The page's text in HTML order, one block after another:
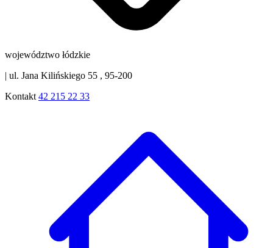
województwo łódzkie
| ul. Jana Kilińskiego 55 , 95-200
Kontakt 42 215 22 33